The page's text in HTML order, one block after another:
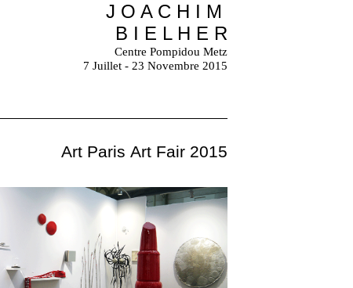
J O A C H I M
B I E L H E R
Centre Pompidou Metz
7 Juillet - 23 Novembre 2015
Art Paris Art Fair 2015